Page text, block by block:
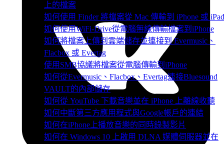
上的檔案
如何使用 Finder 將檔案從 Mac 傳輸到 iPhone 或 iPad
如何使用WiFi-Drive從電腦無線傳輸檔案到iPhone
如何將檔案上傳到雲端儲存並連接到 Evermusic、
Flacbox 或 Evertag
使用SMB協議將檔案從電腦傳輸到iPhone
如何從Evermusic、Flacbox、Evertag連接Bluesound
VAULT的內部儲存
如何從 YouTube 下載音樂並在 iPhone 上離線收聽
如何中斷第三方應用程式與Google帳戶的連結
如何在iPhone上播放音樂的同時錄製影片
如何在 Windows 10 上啟用 DLNA 媒體伺服器並在